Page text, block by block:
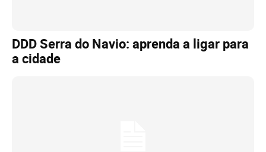
DDD Serra do Navio: aprenda a ligar para
a cidade